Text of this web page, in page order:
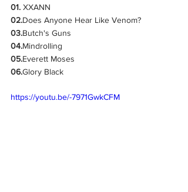
01. XXANN
02.Does Anyone Hear Like Venom?
03.Butch's Guns
04.Mindrolling
05.Everett Moses
06.Glory Black
https://youtu.be/-7971GwkCFM